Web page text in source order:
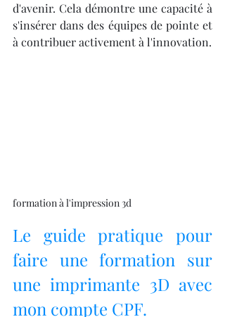
d'avenir. Cela démontre une capacité à
s'insérer dans des équipes de pointe et
à contribuer activement à l'innovation.
formation à l'impression 3d
Le guide pratique pour
faire une formation sur
une imprimante 3D avec
mon compte CPF.